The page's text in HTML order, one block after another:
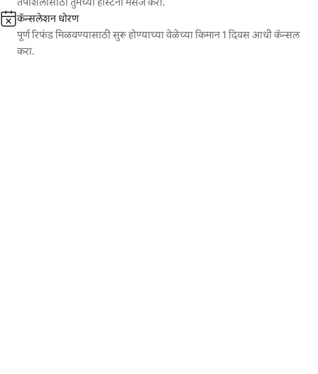
कॅन्सलेशन धोरण
पूर्ण रिफंड मिळवण्यासाठी सुरू होण्याच्या वेळेच्या किमान 1 दिवस आधी कॅन्सल
करा.